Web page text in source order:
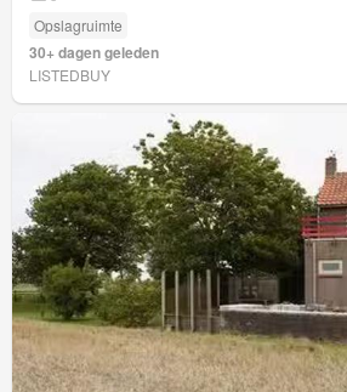
Opslagruimte
30+ dagen geleden
LISTEDBUY